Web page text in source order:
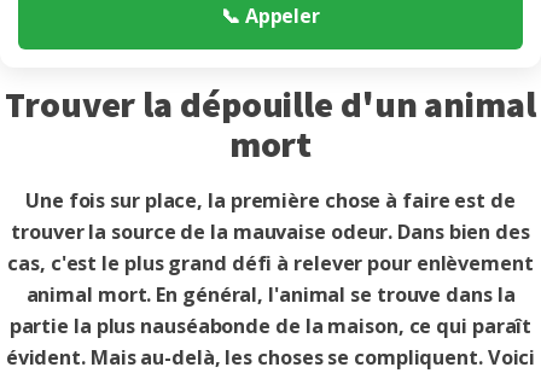
📞 Appeler
Trouver la dépouille d'un animal
mort
Une fois sur place, la première chose à faire est de
trouver la source de la mauvaise odeur. Dans bien des
cas, c'est le plus grand défi à relever pour enlèvement
animal mort. En général, l'animal se trouve dans la
partie la plus nauséabonde de la maison, ce qui paraît
évident. Mais au-delà, les choses se compliquent. Voici